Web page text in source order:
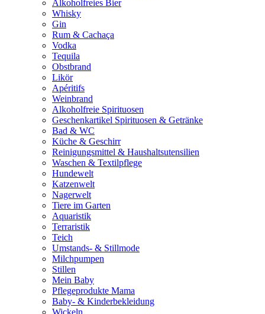
Alkoholfreies Bier
Whisky
Gin
Rum & Cachaça
Vodka
Tequila
Obstbrand
Likör
Apéritifs
Weinbrand
Alkoholfreie Spirituosen
Geschenkartikel Spirituosen & Getränke
Bad & WC
Küche & Geschirr
Reinigungsmittel & Haushaltsutensilien
Waschen & Textilpflege
Hundewelt
Katzenwelt
Nagerwelt
Tiere im Garten
Aquaristik
Terraristik
Teich
Umstands- & Stillmode
Milchpumpen
Stillen
Mein Baby
Pflegeprodukte Mama
Baby- & Kinderbekleidung
Wickeln